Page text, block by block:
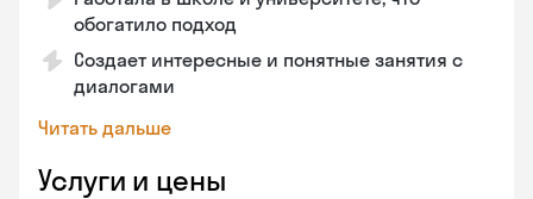
обогатило подход
Создает интересные и понятные занятия с
диалогами
Читать дальше
Услуги и цены